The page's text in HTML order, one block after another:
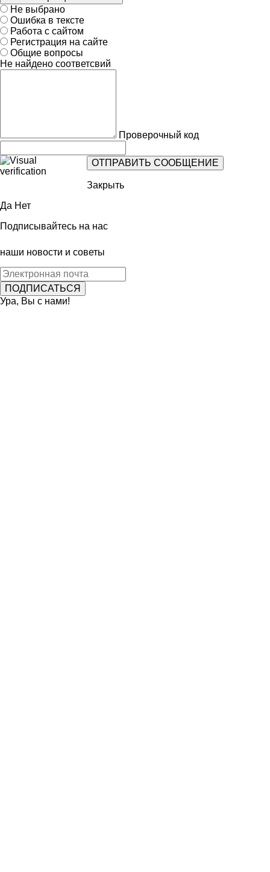
Не выбрано
Ошибка в тексте
Работа с сайтом
Регистрация на сайте
Общие вопросы
Не найдено соответсвий
Проверочный код
Закрыть
Да Нет
Подписывайтесь на нас
наши новости и советы
Ура, Вы с нами!